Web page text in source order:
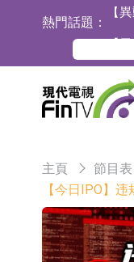
熱門話題：
飾
業控
雲
宜
合
石藥
注
華
千
商
範
京
建
航
主頁 節目表
【今日IPO】